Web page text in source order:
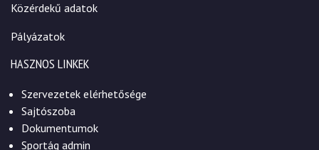
Közérdekű adatok
Pályázatok
HASZNOS LINKEK
Szervezetek elérhetősége
Sajtószoba
Dokumentumok
Sportág admin